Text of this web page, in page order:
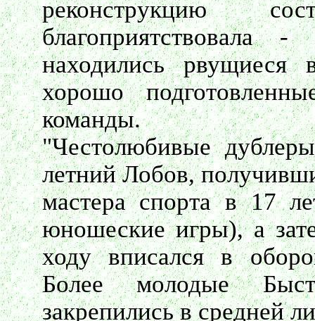
реконструкцию
находились
хорошо
команды.
"Честолюбивые
летний Лобов,
мастера спорта в 17
юношеские игры), а
ходу вписался в
Более молодые
закрепились в средней